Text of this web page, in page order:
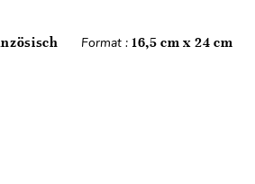
Format : 16,5 cm x 24 cm